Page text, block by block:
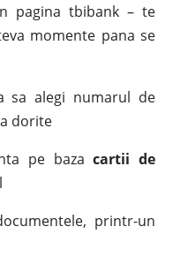
pagina tbibank – te
momente pana se
sa alegi numarul de
dorite
pe bazacartii de
printr-un